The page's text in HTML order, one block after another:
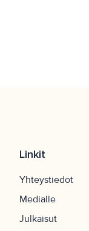
Linkit
Yhteystiedot
Medialle
Julkaisut